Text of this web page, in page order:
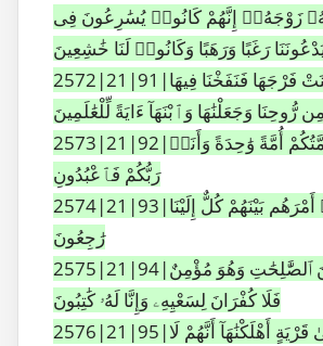
زَوْجَهُۥٓ إِنَّهُمْ كَانُوا۟ يُسَٰرِعُونَ فِى
رَغَبًا وَرَهَبًا وَكَانُوا۟ لَنَا خَٰشِعِينَ
2572|21|91|وَٱلَّتِىٓ أَحْصَنَتْ فَرْجَهَا فَنَفَخْنَا فِيهَا
مِن رُّوحِنَا وَجَعَلْنَٰهَا وَٱبْنَهَآ ءَايَةً لِّلْعَٰلَمِينَ
2573|21|92|إِنَّ هَٰذِهِۦٓ أُمَّتُكُمْ أُمَّةً وَٰحِدَةً وَأَنَا۠
رَبُّكُمْ فَٱعْبُدُونِ
2574|21|93|وَتَقَطَّعُوٓا۟ أَمْرَهُم بَيْنَهُمْ كُلٌّ إِلَيْنَا
رَٰجِعُونَ
2575|21|94|فَمَن يَعْمَلْ مِنَ ٱلصَّٰلِحَٰتِ وَهُوَ مُؤْمِنٌ
فَلَا كُفْرَانَ لِسَعْيِهِۦ وَإِنَّا لَهُۥ كَٰتِبُونَ
2576|21|95|وَحَرَٰمٌ عَلَىٰ قَرْيَةٍ أَهْلَكْنَٰهَآ أَنَّهُمْ لَا